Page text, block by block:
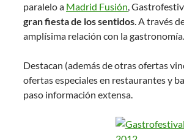
paralelo a Madrid Fusión,
gran fiesta de los sentidos. A través
amplísima relación con la gastronomía.
Destacan (además de otras ofertas
ofertas especiales en restaurantes y
paso información extensa.